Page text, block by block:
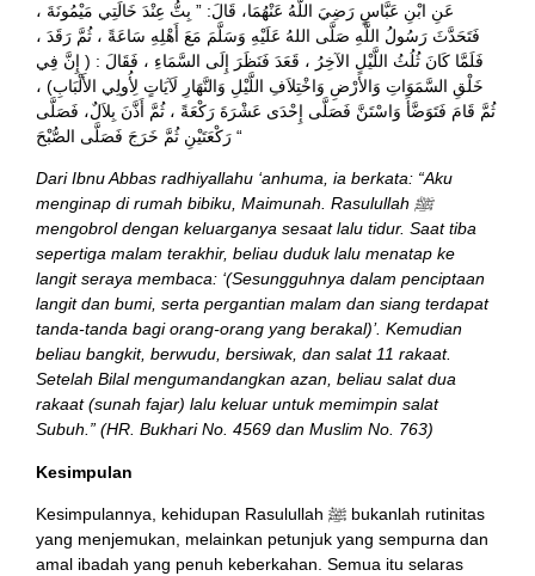
عَنِ ابْنِ عَبَّاسٍ رَضِيَ اللَّهُ عَنْهُمَا، قَالَ: ” بِتُّ عِنْدَ خَالَتِي مَيْمُونَةَ ،
فَتَحَدَّثَ رَسُولُ اللَّهِ صَلَّى اللهُ عَلَيْهِ وَسَلَّمَ مَعَ أَهْلِهِ سَاعَةً ، ثُمَّ رَقَدَ ،
فَلَمَّا كَانَ ثُلُثُ اللَّيْلِ الآخِرُ ، قَعَدَ فَنَظَرَ إِلَى السَّمَاءِ ، فَقَالَ : ( إِنَّ فِي
خَلْقِ السَّمَوَاتِ وَالأَرْضِ وَاخْتِلاَفِ اللَّيْلِ وَالنَّهَارِ لَآيَاتٍ لِأُولِي الأَلْبَابِ) ،
ثُمَّ قَامَ فَتَوَضَّأَ وَاسْتَنَّ فَصَلَّى إِحْدَى عَشْرَةَ رَكْعَةً ، ثُمَّ أَذَّنَ بِلاَلٌ، فَصَلَّى
رَكْعَتَيْنِ ثُمَّ خَرَجَ فَصَلَّى الصُّبْحَ “
Dari Ibnu Abbas radhiyallahu ‘anhuma, ia berkata: “Aku
menginap di rumah bibiku, Maimunah. Rasulullah ﷺ
mengobrol dengan keluarganya sesaat lalu tidur. Saat tiba
sepertiga malam terakhir, beliau duduk lalu menatap ke
langit seraya membaca: ‘(Sesungguhnya dalam penciptaan
langit dan bumi, serta pergantian malam dan siang terdapat
tanda-tanda bagi orang-orang yang berakal)’. Kemudian
beliau bangkit, berwudu, bersiwak, dan salat 11 rakaat.
Setelah Bilal mengumandangkan azan, beliau salat dua
rakaat (sunah fajar) lalu keluar untuk memimpin salat
Subuh.” (HR. Bukhari No. 4569 dan Muslim No. 763)
Kesimpulan
Kesimpulannya, kehidupan Rasulullah ﷺ bukanlah rutinitas
yang menjemukan, melainkan petunjuk yang sempurna dan
amal ibadah yang penuh keberkahan. Semua itu selaras